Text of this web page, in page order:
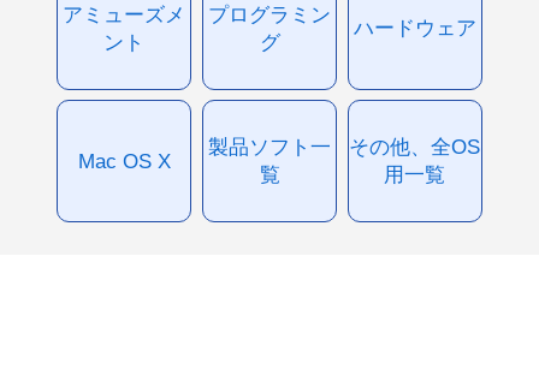
アミューズメ
ント
プログラミン
グ
ハードウェア
Mac OS X
製品ソフト一
覧
その他、全OS
用一覧